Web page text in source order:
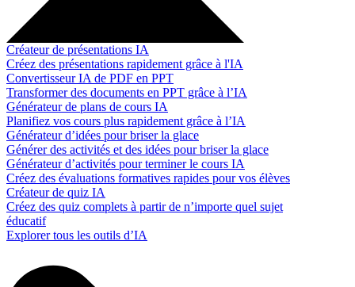
Créateur de présentations IA
Créez des présentations rapidement grâce à l'IA
Convertisseur IA de PDF en PPT
Transformer des documents en PPT grâce à l’IA
Générateur de plans de cours IA
Planifiez vos cours plus rapidement grâce à l’IA
Générateur d’idées pour briser la glace
Générer des activités et des idées pour briser la glace
Générateur d’activités pour terminer le cours IA
Créez des évaluations formatives rapides pour vos élèves
Créateur de quiz IA
Créez des quiz complets à partir de n’importe quel sujet
éducatif
Explorer tous les outils d’IA